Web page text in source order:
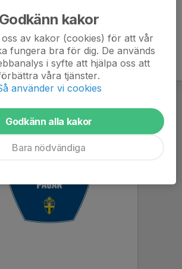
Godkänn kakor
av kakor (cookies) för att vår
fungera bra för dig. De används
i syfte att hjälpa oss att
våra tjänster.
använder vi cookies
Godkänn alla kakor
Bara nödvändiga